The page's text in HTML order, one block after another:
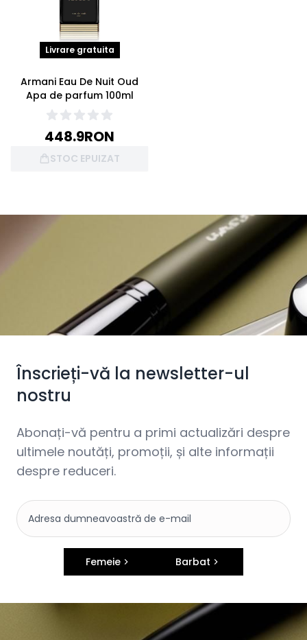
Livrare gratuita
Armani Eau De Nuit Oud
Apa de parfum 100ml
448.9RON
STOC EPUIZAT
Înscrieți-vă la newsletter-ul
nostru
Abonați-vă pentru a primi actualizări despre
ultimele noutăți, promoții, și alte informații
despre reduceri.
Femeie Barbat